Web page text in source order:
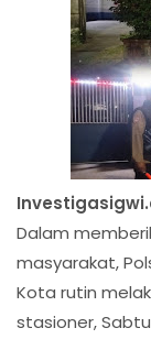
Dalam
masyarakat,
Kota rutin
stasioner,